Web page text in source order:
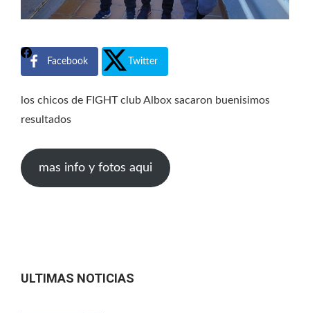
Facebook Twitter
los chicos de FIGHT club Albox sacaron buenisimos
resultados
mas info y fotos aqui
ULTIMAS NOTICIAS